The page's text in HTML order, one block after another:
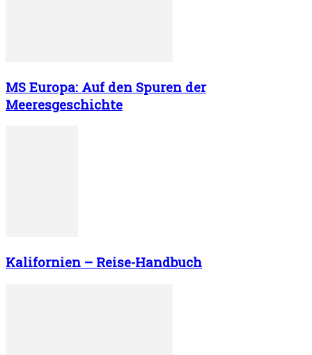
MS Europa: Auf den Spuren der
Meeresgeschichte
Kalifornien – Reise-Handbuch